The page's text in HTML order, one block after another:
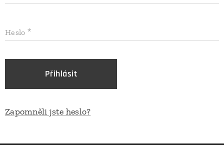
Heslo
Přihlásit
Zapomněli jste heslo?